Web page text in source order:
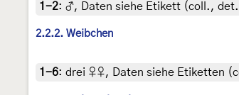
1-2: ♂, Daten siehe Etikett (coll.,
2.2.2. Weibchen
1-6: drei ♀♀, Daten siehe Etiketten